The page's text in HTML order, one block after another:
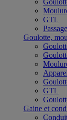
GTL
Goulotte,
GTL
Gaine et